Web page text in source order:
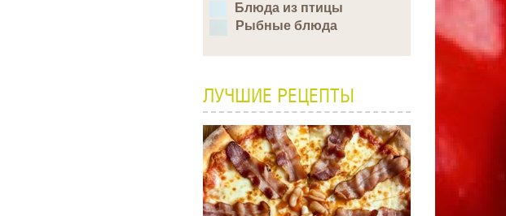
Блюда из птицы
Рыбные блюда
ЛУЧШИЕ РЕЦЕПТЫ